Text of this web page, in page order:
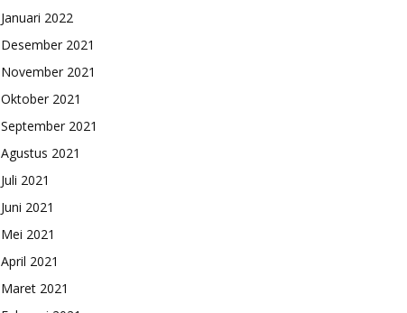
Januari 2022
Desember 2021
November 2021
Oktober 2021
September 2021
Agustus 2021
Juli 2021
Juni 2021
Mei 2021
April 2021
Maret 2021